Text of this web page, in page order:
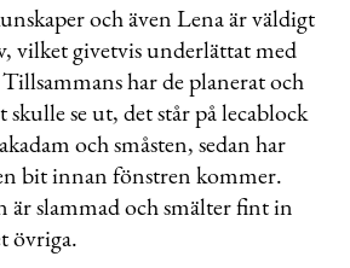
och även Lena är väldigt
vilket givetvis underlättat med
har de planerat och
se ut, det står på lecablock
och småsten, sedan har
bit innan fönstren kommer.
är slammad och smälter fint in
övriga.